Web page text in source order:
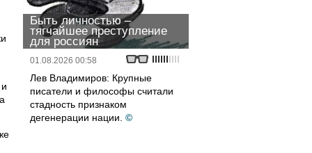
Быть личностью –
тягчайшее преступление
для россиян
01.08.2026 00:58
Лев Владимиров: Крупные
писатели и философы считали
стадность признаком
дегенерации нации. ©